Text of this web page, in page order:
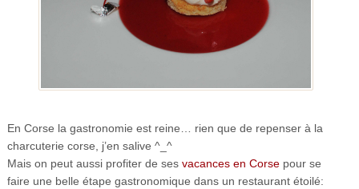
En Corse la gastronomie est reine… rien que de repenser à la
charcuterie corse, j’en salive ^_^
Mais on peut aussi profiter de ses vacances en Corsepour se
faire une belle étape gastronomique dans un restaurant étoilé: